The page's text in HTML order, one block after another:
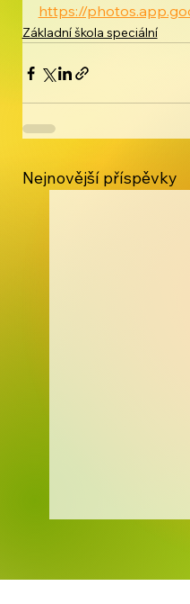
https://
Základní škola speciální
Nejnovější příspěvky